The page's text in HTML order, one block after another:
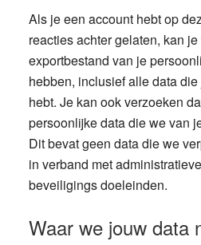
Als je een account hebt op
reacties achter gelaten, kan
exportbestand van je
hebben, inclusief alle data
hebt. Je kan ook verzoeken
persoonlijke data die we van
Dit bevat geen data die we
in verband met
beveiligings doeleinden.
Waar we jouw data